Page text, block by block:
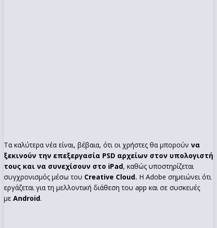
Τα καλύτερα νέα είναι, βέβαια, ότι οι χρήστες θα μπορούν να
ξεκινούν την επεξεργασία PSD αρχείων στον υπολογιστή
τους και να συνεχίσουν στο iPad, καθώς υποστηρίζεται
συγχρονισμός μέσω του Creative Cloud. Η Adobe σημειώνει ότι
εργάζεται για τη μελλοντική διάθεση του app και σε συσκευές
με Android.